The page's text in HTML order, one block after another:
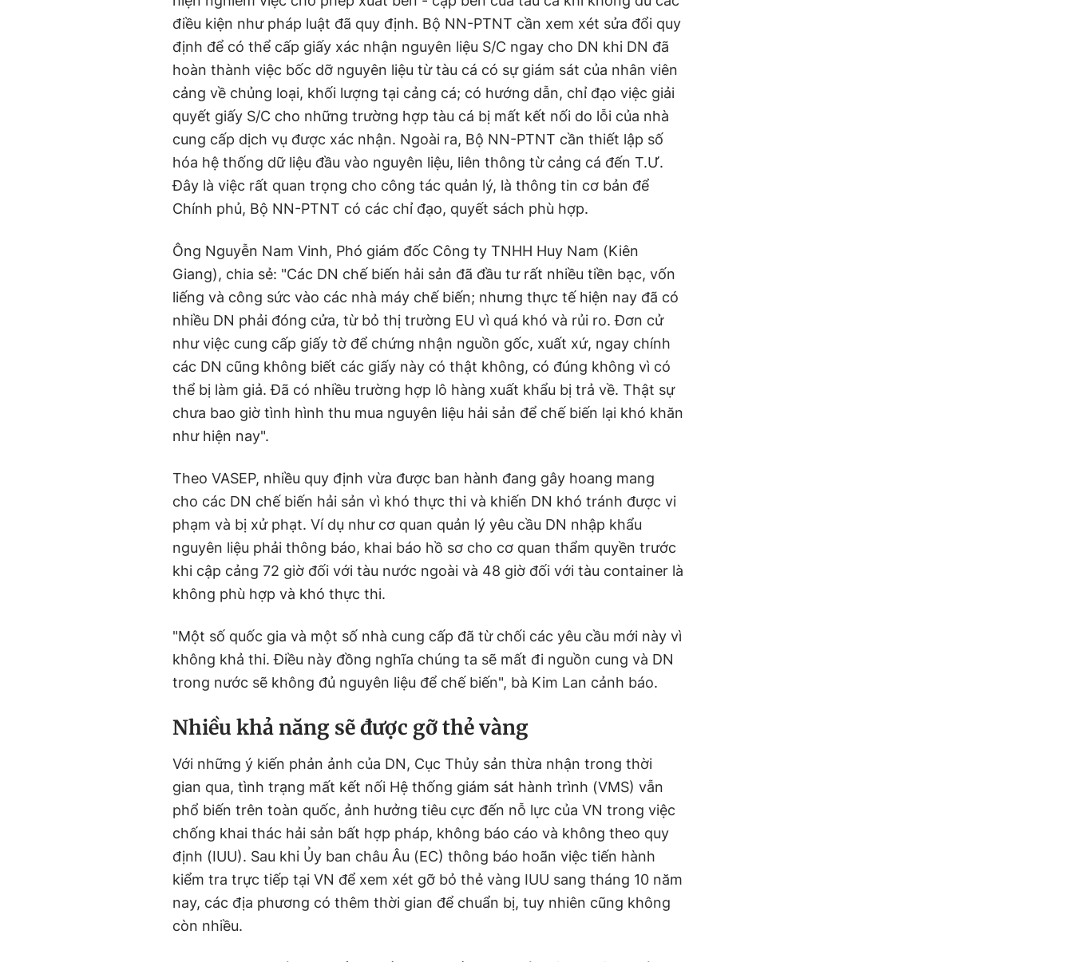
điều kiện như pháp luật đã quy định. Bộ NN-PTNT cần xem xét sửa đổi quy
định để có thể cấp giấy xác nhận nguyên liệu S/C ngay cho DN khi DN đã
hoàn thành việc bốc dỡ nguyên liệu từ tàu cá có sự giám sát của nhân viên
cảng về chủng loại, khối lượng tại cảng cá; có hướng dẫn, chỉ đạo việc giải
quyết giấy S/C cho những trường hợp tàu cá bị mất kết nối do lỗi của nhà
cung cấp dịch vụ được xác nhận. Ngoài ra, Bộ NN-PTNT cần thiết lập số
hóa hệ thống dữ liệu đầu vào nguyên liệu, liên thông từ cảng cá đến T.Ư.
Đây là việc rất quan trọng cho công tác quản lý, là thông tin cơ bản để
Chính phủ, Bộ NN-PTNT có các chỉ đạo, quyết sách phù hợp.
Ông Nguyễn Nam Vinh, Phó giám đốc Công ty TNHH Huy Nam (Kiên
Giang), chia sẻ: "Các DN chế biến hải sản đã đầu tư rất nhiều tiền bạc, vốn
liếng và công sức vào các nhà máy chế biến; nhưng thực tế hiện nay đã có
nhiều DN phải đóng cửa, từ bỏ thị trường EU vì quá khó và rủi ro. Đơn cử
như việc cung cấp giấy tờ để chứng nhận nguồn gốc, xuất xứ, ngay chính
các DN cũng không biết các giấy này có thật không, có đúng không vì có
thể bị làm giả. Đã có nhiều trường hợp lô hàng xuất khẩu bị trả về. Thật sự
chưa bao giờ tình hình thu mua nguyên liệu hải sản để chế biến lại khó khăn
như hiện nay".
Theo VASEP, nhiều quy định vừa được ban hành đang gây hoang mang
cho các DN chế biến hải sản vì khó thực thi và khiến DN khó tránh được vi
phạm và bị xử phạt. Ví dụ như cơ quan quản lý yêu cầu DN nhập khẩu
nguyên liệu phải thông báo, khai báo hồ sơ cho cơ quan thẩm quyền trước
khi cập cảng 72 giờ đối với tàu nước ngoài và 48 giờ đối với tàu container là
không phù hợp và khó thực thi.
"Một số quốc gia và một số nhà cung cấp đã từ chối các yêu cầu mới này vì
không khả thi. Điều này đồng nghĩa chúng ta sẽ mất đi nguồn cung và DN
trong nước sẽ không đủ nguyên liệu để chế biến", bà Kim Lan cảnh báo.
Nhiều khả năng sẽ được gỡ thẻ vàng
Với những ý kiến phản ảnh của DN, Cục Thủy sản thừa nhận trong thời
gian qua, tình trạng mất kết nối Hệ thống giám sát hành trình (VMS) vẫn
phổ biến trên toàn quốc, ảnh hưởng tiêu cực đến nỗ lực của VN trong việc
chống khai thác hải sản bất hợp pháp, không báo cáo và không theo quy
định (IUU). Sau khi Ủy ban châu Âu (EC) thông báo hoãn việc tiến hành
kiểm tra trực tiếp tại VN để xem xét gỡ bỏ thẻ vàng IUU sang tháng 10 năm
nay, các địa phương có thêm thời gian để chuẩn bị, tuy nhiên cũng không
còn nhiều.